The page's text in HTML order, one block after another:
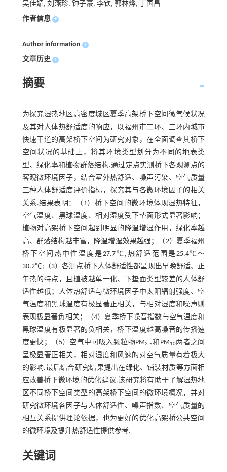
吴佳媚, 刘燕珍, 钟子豪, 李钦, 郭林烨, 丁国昌
作者信息 +
Author information +
文章历史 +
摘要
为探究湿热地区高密度城区夏季高架桥下空间微气候状况
及其对人体热舒适度的响应，以福州市二环、三环内城市
快速干道的高架桥下空间为研究对象，在全面调查其桥下
空间状况的基础上，将其环境类型划分为不同的地表类
型、绿化率和植物群落结构.通过定点实测桥下各观测点的
客观微环境因子，结合室外热舒适、噪声污染、空气质量
三种人体舒适度评价指标，探究其与各微环境因子的相关
关系.结果表明：（1）桥下空间的微环境体现湿热特征，
空气温度、黑球温度、相对湿度受下垫面形式显著影响；
植物对高架桥下空间起到明显的降温增湿作用，绿化率越
高、群落结构越丰富，降温增湿效果越强；（2）夏季福州
桥下空间热中性温度是27.7℃,热舒适范围是25.4℃～
30.2℃;（3）各测点桥下人体舒适性都呈现出早晚舒适、正
午热的特点，且植被越单一化、下垫面类型较差的人体舒
适性越低；人体热舒适与微环境因子中太阳辐射强度、空
气温度和黑球温度有极显著正相关，与相对湿度和噪声则
表现极显著负相关；（4）夏季桥下噪音指数与空气温度和
黑球温度有极显著的负相关，桥下温度越高噪音的传播速
度更快；（5）空气中可吸入颗粒物PM2.5和PM10两者之间
呈极显著正相关，相对湿度和风速的对空气质量有着极大
的影响.最后结合研究结果提出在绿化、铺装材质等方面相
应改善桥下微环境的优化建议.该研究将有助于了解湿热地
区不同桥下空间类型的高架桥下空间的微环境概况，并对
研究微环境各因子与人体舒适性、噪声指数、空气质量的
相互关系提供理论依据，也为更好的优化高架桥公共空间
的微环境及提升热舒适性提供参考.
关键词